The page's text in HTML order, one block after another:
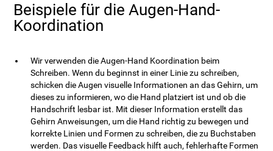
Beispiele für die Augen-Hand-
Koordination
Wir verwenden die Augen-Hand Koordination beim
Schreiben. Wenn du beginnst in einer Linie zu schreiben,
schicken die Augen visuelle Informationen an das Gehirn, um
dieses zu informieren, wo die Hand platziert ist und ob die
Handschrift lesbar ist. Mit dieser Information erstellt das
Gehirn Anweisungen, um die Hand richtig zu bewegen und
korrekte Linien und Formen zu schreiben, die zu Buchstaben
werden. Das visuelle Feedback hilft auch, fehlerhafte Formen